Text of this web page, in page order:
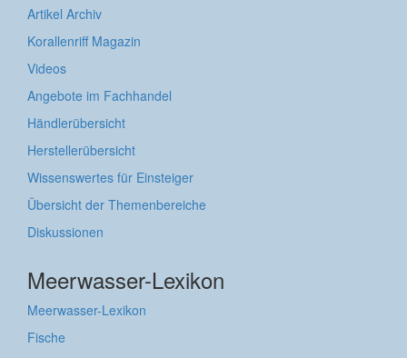
Artikel Archiv
Korallenriff Magazin
Videos
Angebote im Fachhandel
Händlerübersicht
Herstellerübersicht
Wissenswertes für Einsteiger
Übersicht der Themenbereiche
Diskussionen
Meerwasser-Lexikon
Meerwasser-Lexikon
Fische